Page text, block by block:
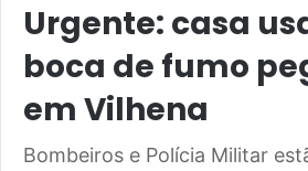
Urgente: casa
boca de fumo
em Vilhena
Bombeiros e Polícia Militar